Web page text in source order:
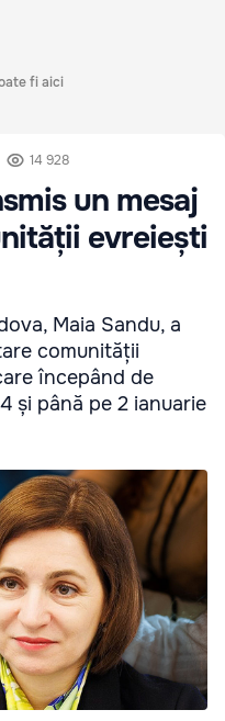
fi aici
14 928
un mesaj
evreiești
Maia Sandu, a
comunității
începând de
și până pe 2 ianuarie